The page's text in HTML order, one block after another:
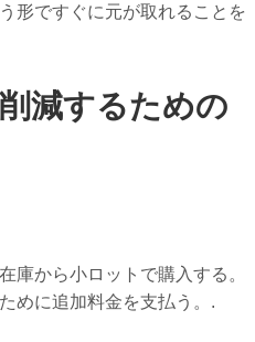
形ですぐに元が取れることを
減するための
庫から小ロットで購入する。
めに追加料金を支払う。.